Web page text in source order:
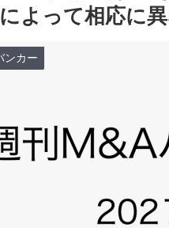
よって相応に
ンカー